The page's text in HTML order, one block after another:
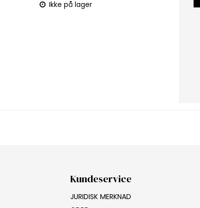
Ikke på lager
Kundeservice
JURIDISK MERKNAD